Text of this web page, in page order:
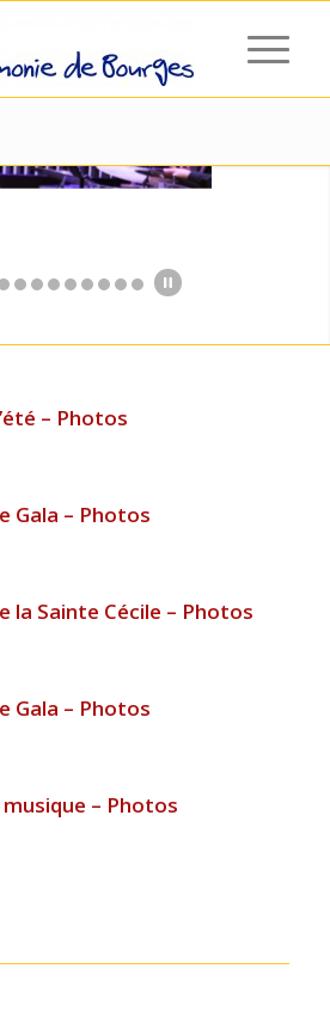
– Photos
Gala – Photos
la Sainte Cécile – Photos
Gala – Photos
– Photos